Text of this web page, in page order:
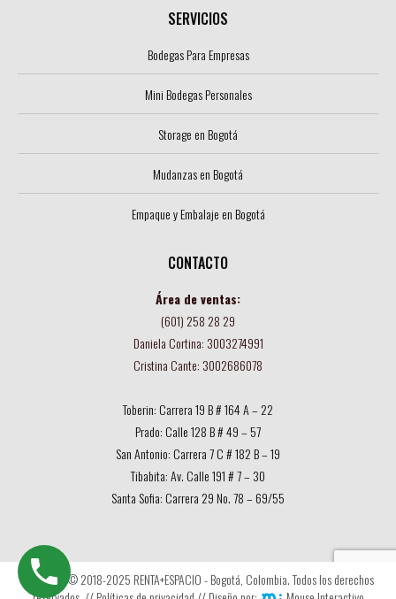
SERVICIOS
Bodegas Para Empresas
Mini Bodegas Personales
Storage en Bogotá
Mudanzas en Bogotá
Empaque y Embalaje en Bogotá
CONTACTO
Área de ventas:
(601) 258 28 29
Daniela Cortina: 3003274991
Cristina Cante: 3002686078
Toberin: Carrera 19 B # 164 A – 22
Prado: Calle 128 B # 49 – 57
San Antonio: Carrera 7 C # 182 B – 19
Tibabita: Av. Calle 191 # 7 – 30
Santa Sofia: Carrera 29 No. 78 – 69/55
Copyright © 2018-2025 RENTA+ESPACIO - Bogotá, Colombia. Todos los derechos